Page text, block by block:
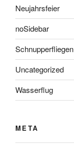
Neujahrsfeier
noSidebar
Schnupperfliegen
Uncategorized
Wasserflug
META